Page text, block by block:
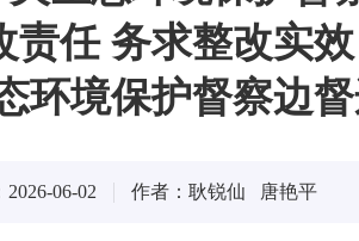
责任 务求整改实
环境保护督察边
06-02 作者：耿锐仙 唐艳平